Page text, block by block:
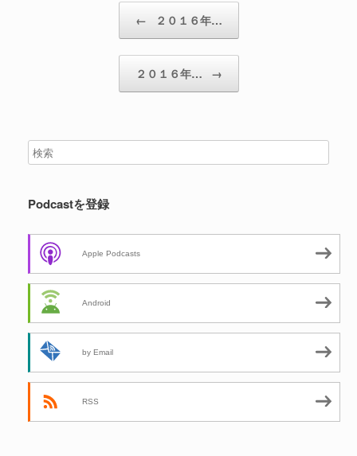
← ２０１６年…
２０１６年… →
Podcastを登録
Apple Podcasts
Android
by Email
RSS